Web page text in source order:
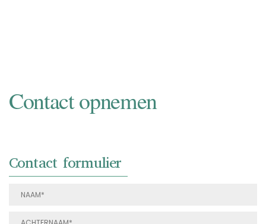
Contact opnemen
Contact formulier